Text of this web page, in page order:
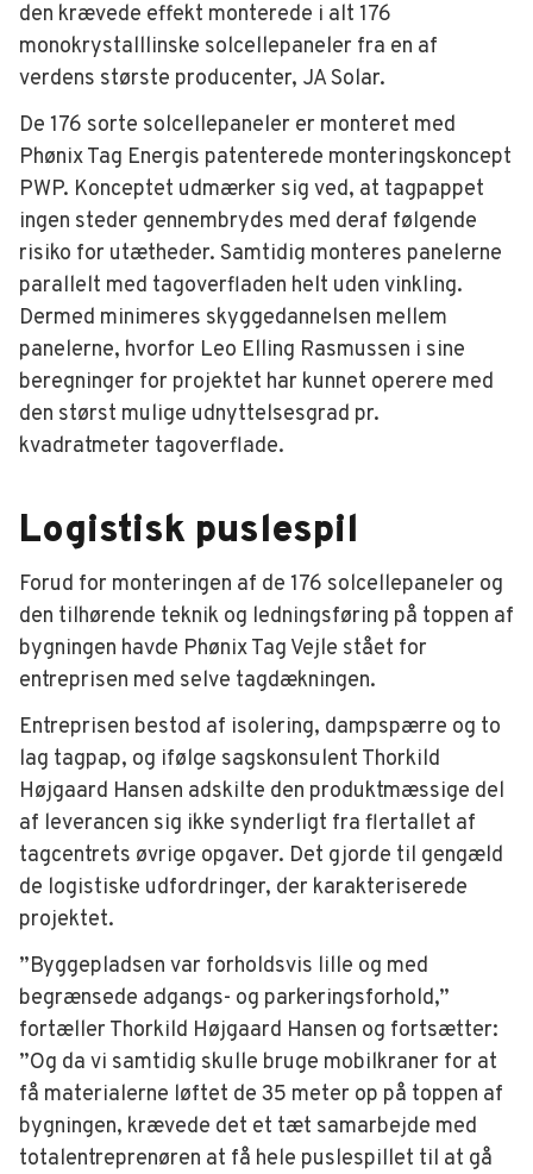
den krævede effekt monterede i alt 176
monokrystalllinske solcellepaneler fra en af
verdens største producenter, JA Solar.
De 176 sorte solcellepaneler er monteret med
Phønix Tag Energis patenterede monteringskoncept
PWP. Konceptet udmærker sig ved, at tagpappet
ingen steder gennembrydes med deraf følgende
risiko for utætheder. Samtidig monteres panelerne
parallelt med tagoverfladen helt uden vinkling.
Dermed minimeres skyggedannelsen mellem
panelerne, hvorfor Leo Elling Rasmussen i sine
beregninger for projektet har kunnet operere med
den størst mulige udnyttelsesgrad pr.
kvadratmeter tagoverflade.
Logistisk puslespil
Forud for monteringen af de 176 solcellepaneler og
den tilhørende teknik og ledningsføring på toppen af
bygningen havde Phønix Tag Vejle stået for
entreprisen med selve tagdækningen.
Entreprisen bestod af isolering, dampspærre og to
lag tagpap, og ifølge sagskonsulent Thorkild
Højgaard Hansen adskilte den produktmæssige del
af leverancen sig ikke synderligt fra flertallet af
tagcentrets øvrige opgaver. Det gjorde til gengæld
de logistiske udfordringer, der karakteriserede
projektet.
”Byggepladsen var forholdsvis lille og med
begrænsede adgangs- og parkeringsforhold,”
fortæller Thorkild Højgaard Hansen og fortsætter:
”Og da vi samtidig skulle bruge mobilkraner for at
få materialerne løftet de 35 meter op på toppen af
bygningen, krævede det et tæt samarbejde med
totalentreprenøren at få hele puslespillet til at gå